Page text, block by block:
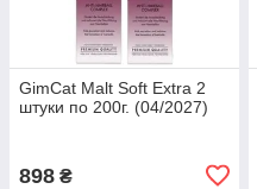
GimCat Malt Soft Extra 2
штуки по 200г. (04/2027)
898 ₴